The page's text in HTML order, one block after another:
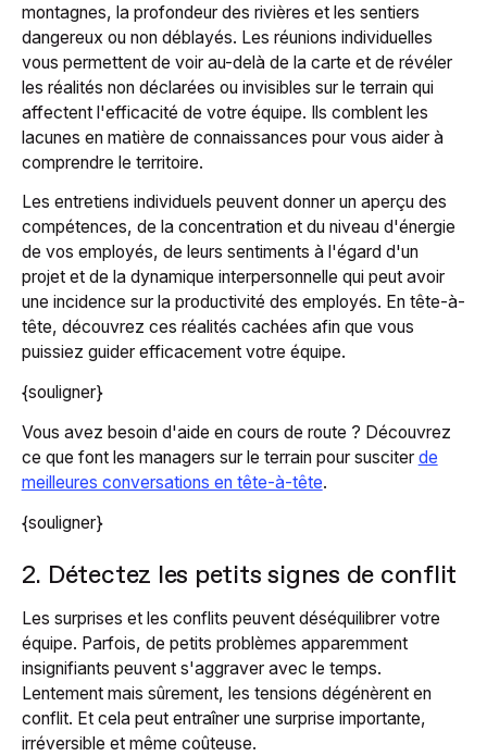
montagnes, la profondeur des rivières et les sentiers
dangereux ou non déblayés. Les réunions individuelles
vous permettent de voir au-delà de la carte et de révéler
les réalités non déclarées ou invisibles sur le terrain qui
affectent l'efficacité de votre équipe. Ils comblent les
lacunes en matière de connaissances pour vous aider à
comprendre le territoire.
Les entretiens individuels peuvent donner un aperçu des
compétences, de la concentration et du niveau d'énergie
de vos employés, de leurs sentiments à l'égard d'un
projet et de la dynamique interpersonnelle qui peut avoir
une incidence sur la productivité des employés. En tête-à-
tête, découvrez ces réalités cachées afin que vous
puissiez guider efficacement votre équipe.
{souligner}
Vous avez besoin d'aide en cours de route ? Découvrez
ce que font les managers sur le terrain pour susciter de
meilleures conversations en tête-à-tête.
{souligner}
2. Détectez les petits signes de conflit
Les surprises et les conflits peuvent déséquilibrer votre
équipe. Parfois, de petits problèmes apparemment
insignifiants peuvent s'aggraver avec le temps.
Lentement mais sûrement, les tensions dégénèrent en
conflit. Et cela peut entraîner une surprise importante,
irréversible et même coûteuse.